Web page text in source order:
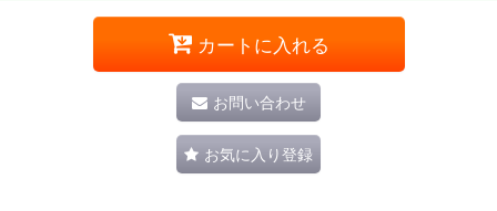
カートに入れる
お問い合わせ
お気に入り登録